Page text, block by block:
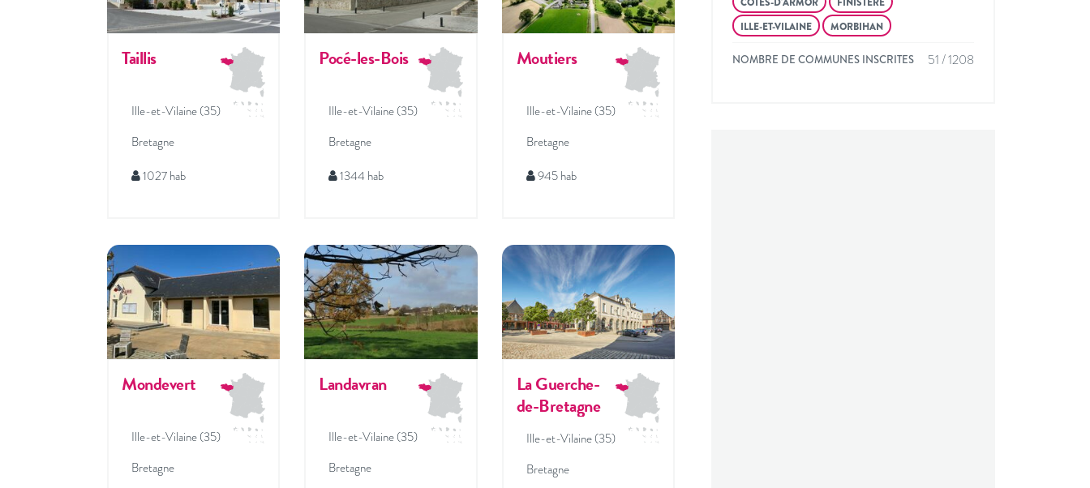
Taillis
Ille-et-Vilaine (35)
Bretagne
1027 hab
Pocé-les-Bois
Ille-et-Vilaine (35)
Bretagne
1344 hab
Moutiers
Ille-et-Vilaine (35)
Bretagne
945 hab
Mondevert
Ille-et-Vilaine (35)
Bretagne
Landavran
Ille-et-Vilaine (35)
Bretagne
La Guerche-
de-Bretagne
Ille-et-Vilaine (35)
Bretagne
ILLE-ET-VILAINE
MORBIHAN
NOMBRE DE COMMUNES INSCRITES 51 / 1208